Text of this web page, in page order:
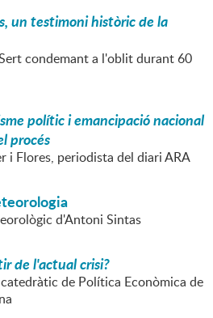
un testimoni històric de la
condemant a l'oblit durant 60
polític i emancipació nacional
procés
i Flores, periodista del diari ARA
d'Antoni Sintas
de l'actual crisi?
de Política Econòmica de